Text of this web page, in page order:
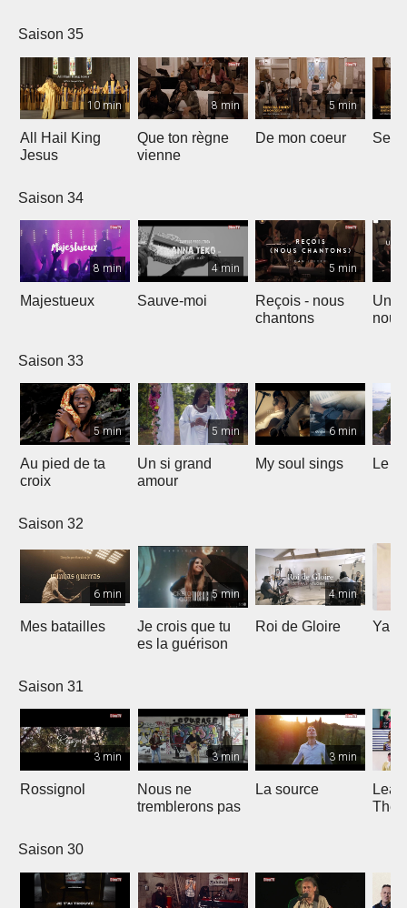
Saison 35
10 min
All Hail King
Jesus
8 min
Que ton règne
vienne
5 min
De mon coeur
Saison 34
8 min
Majestueux
4 min
Sauve-moi
5 min
Reçois - nous
chantons
Un
Saison 33
5 min
Au pied de ta
croix
5 min
Un si grand
amour
6 min
My soul sings Le
Saison 32
6 min
Mes batailles
5 min
Je crois que tu
es la guérison
4 min
Roi de Gloire
Saison 31
3 min
Rossignol
3 min
Nous ne
tremblerons pas
3 min
La source
The
Saison 30